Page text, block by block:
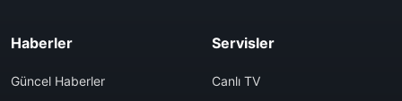
Haberler
Güncel Haberler
Servisler
Canlı TV